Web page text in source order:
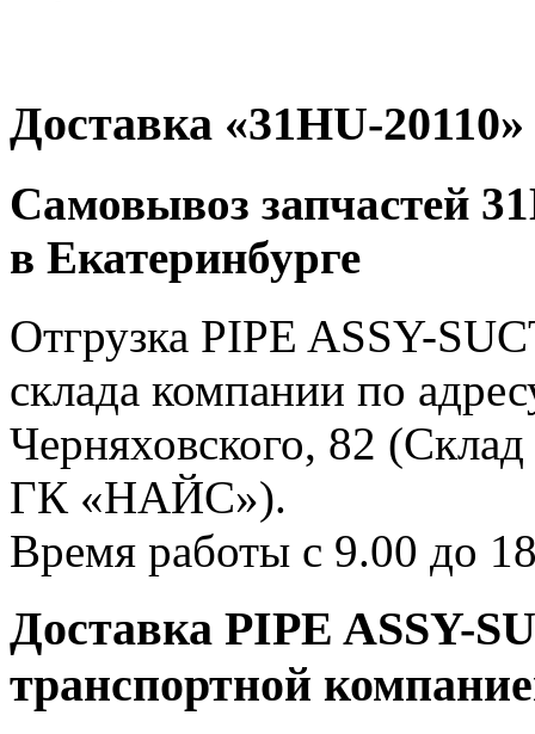
Доставка «31HU-20110»
Самовывоз запчастей
в Екатеринбурге
Отгрузка PIPE ASSY-
склада компании по
Черняховского, 82
ГК «НАЙС»).
Время работы с 9.00 до
Доставка PIPE ASSY-
транспортной